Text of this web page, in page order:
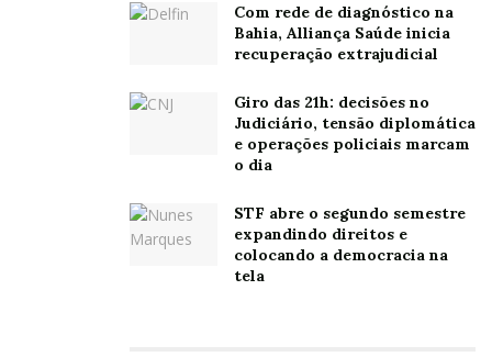
Com rede de diagnóstico na
Bahia, Alliança Saúde inicia
recuperação extrajudicial
Giro das 21h: decisões no
Judiciário, tensão diplomática
e operações policiais marcam
o dia
STF abre o segundo semestre
expandindo direitos e
colocando a democracia na
tela